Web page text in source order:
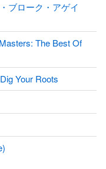
ブローク・アゲイ
The Best Of
Your Roots